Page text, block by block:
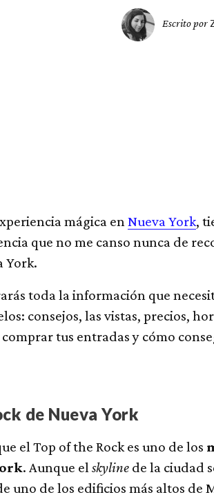
Escrito por
mágica enNueva York,
que no me canso nunca de
York.
toda la información que
consejos, las vistas, precios,
tus entradas y cómo
de Nueva York
el Top of the Rock es uno de los
. Aunque el skyline de la ciudad
uno de los edificios más altos de